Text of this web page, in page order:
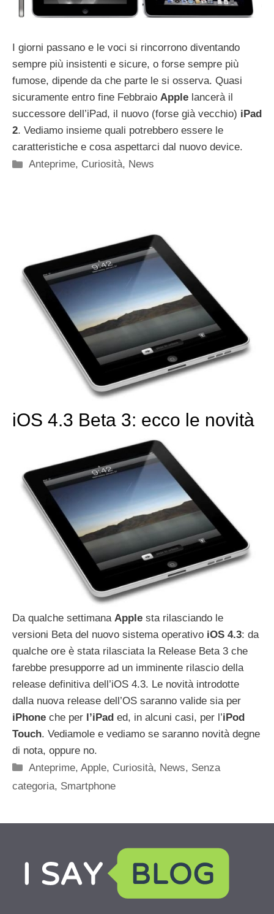
I giorni passano e le voci si rincorrono diventando
sempre più insistenti e sicure, o forse sempre più
fumose, dipende da che parte le si osserva. Quasi
sicuramente entro fine Febbraio Apple lancerà il
successore dell’iPad, il nuovo (forse già vecchio) iPad
2. Vediamo insieme quali potrebbero essere le
caratteristiche e cosa aspettarci dal nuovo device.
Categorie
Anteprime, Curiosità, News
iOS 4.3 Beta 3: ecco le novità
Da qualche settimana Apple sta rilasciando le
versioni Beta del nuovo sistema operativo iOS 4.3: da
qualche ore è stata rilasciata la Release Beta 3 che
farebbe presupporre ad un imminente rilascio della
release definitiva dell’iOS 4.3. Le novità introdotte
dalla nuova release dell’OS saranno valide sia per
iPhone che per l’iPad ed, in alcuni casi, per l’iPod
Touch. Vediamole e vediamo se saranno novità degne
di nota, oppure no.
Categorie
Anteprime,Apple, Curiosità, News, Senza
categoria, Smartphone